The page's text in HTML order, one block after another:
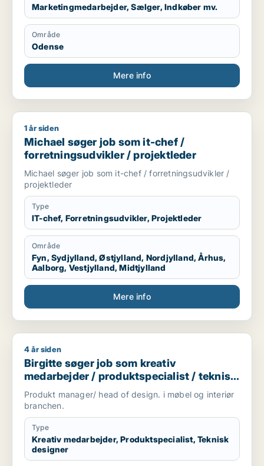
Marketingmedarbejder, Sælger, Indkøber mv.
Område
Odense
Mere info
Michael søger job som it-chef / forretningsudvikler /
1 år siden
Michael søger job som it-chef /
forretningsudvikler / projektleder
Michael søger job som it-chef / forretningsudvikler /
projektleder
Type
IT-chef, Forretningsudvikler, Projektleder
Område
Fyn, Sydjylland, Østjylland, Nordjylland, Århus,
Aalborg, Vestjylland, Midtjylland
Mere info
Birgitte søger job som kreativ medarbejder /
4 år siden
Birgitte søger job som kreativ
medarbejder / produktspecialist / teknisk
designer
Produkt manager/ head of design. i møbel og interiør
branchen.
Type
Kreativ medarbejder, Produktspecialist, Teknisk
designer